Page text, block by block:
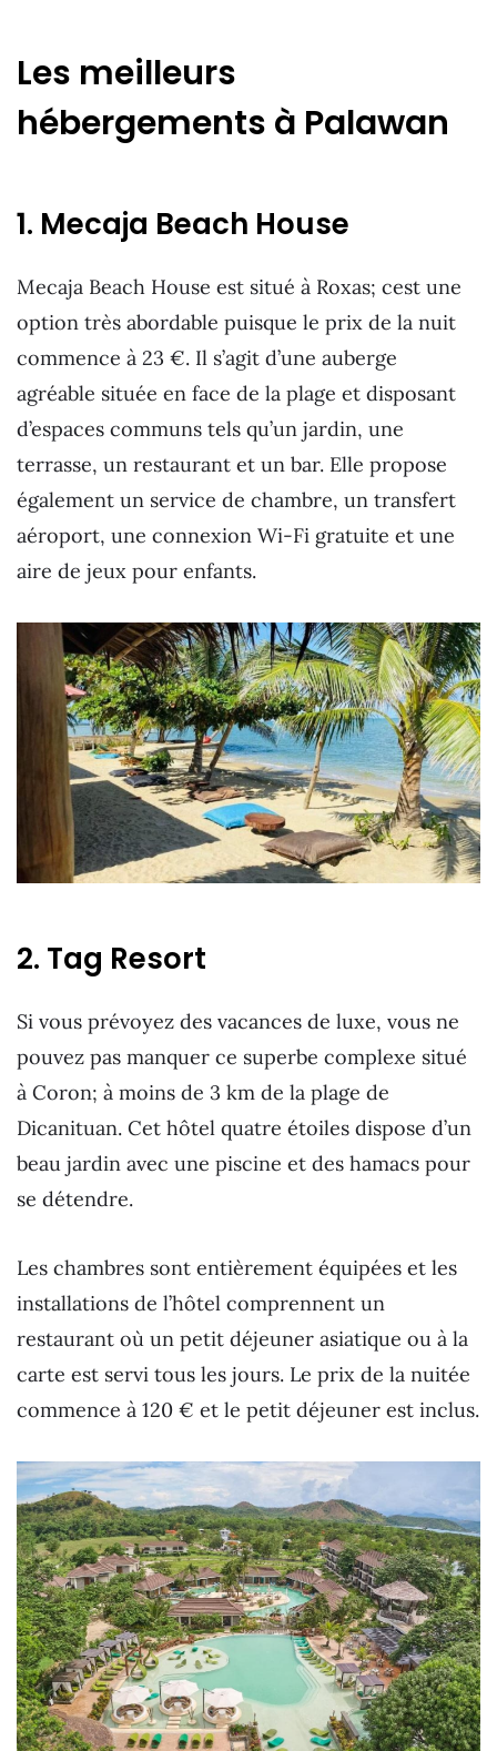
Les meilleurs
hébergements à Palawan
1. Mecaja Beach House
Mecaja Beach House est situé à Roxas; cest une
option très abordable puisque le prix de la nuit
commence à 23 €. Il s’agit d’une auberge
agréable située en face de la plage et disposant
d’espaces communs tels qu’un jardin, une
terrasse, un restaurant et un bar. Elle propose
également un service de chambre, un transfert
aéroport, une connexion Wi-Fi gratuite et une
aire de jeux pour enfants.
2. Tag Resort
Si vous prévoyez des vacances de luxe, vous ne
pouvez pas manquer ce superbe complexe situé
à Coron; à moins de 3 km de la plage de
Dicanituan. Cet hôtel quatre étoiles dispose d’un
beau jardin avec une piscine et des hamacs pour
se détendre.
Les chambres sont entièrement équipées et les
installations de l’hôtel comprennent un
restaurant où un petit déjeuner asiatique ou à la
carte est servi tous les jours. Le prix de la nuitée
commence à 120 € et le petit déjeuner est inclus.